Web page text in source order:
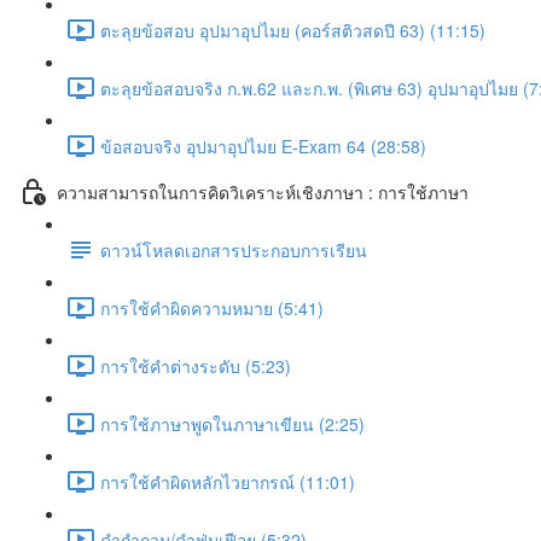
ตะลุยข้อสอบ อุปมาอุปไมย (คอร์สติวสดปี 63) (11:15)
ตะลุยข้อสอบจริง ก.พ.62 และก.พ. (พิเศษ 63) อุปมาอุปไมย
ข้อสอบจริง อุปมาอุปไมย E-Exam 64 (28:58)
ความสามารถในการคิดวิเคราะห์เชิงภาษา : การใช้ภาษา
ดาวน์โหลดเอกสารประกอบการเรียน
การใช้คำผิดความหมาย (5:41)
การใช้คำต่างระดับ (5:23)
การใช้ภาษาพูดในภาษาเขียน (2:25)
การใช้คำผิดหลักไวยากรณ์ (11:01)